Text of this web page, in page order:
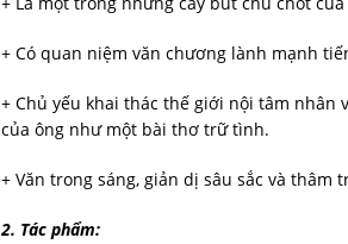
+ Có quan niệm văn chương lành mạnh
+ Chủ yếu khai thác thế giới nội tâm nhân
của ông như một bài thơ trữ tình.
+ Văn trong sáng, giản dị sâu sắc và thâm
2. Tác phẩm: